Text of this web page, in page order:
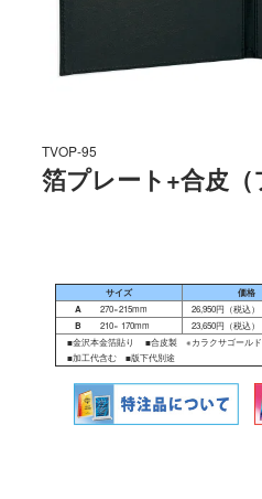
TVOP-95
箔プレート+合皮（
サイズ 価格
A
270×215mm 26,950円（税込）
B 210× 170mm
23,650円（税込）
■金沢本金箔貼り ■合皮製 ※カラクサゴールド
■加工代含む ■版下代別途